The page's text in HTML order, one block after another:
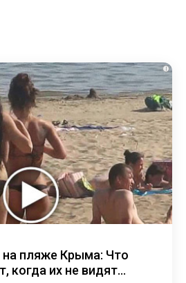
i
пляже Крыма: Что
их не видят...